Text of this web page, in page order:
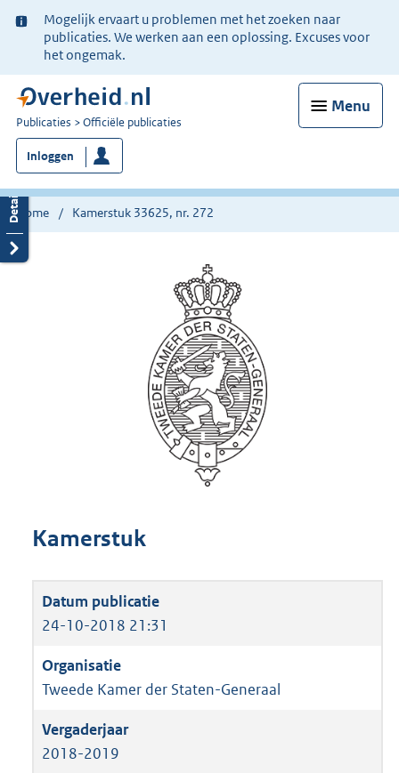
Ter
informatie:
Mogelijk ervaart u problemen met het zoeken naar
publicaties. We werken aan een oplossing. Excuses voor
het ongemak.
Menu
U
bent
nu
hier:
Publicaties Officiële publicaties
Inloggen
Home Kamerstuk 33625, nr. 272
Kamerstuk
24-10-2018 21:31
Tweede Kamer der Staten-Generaal
2018-2019